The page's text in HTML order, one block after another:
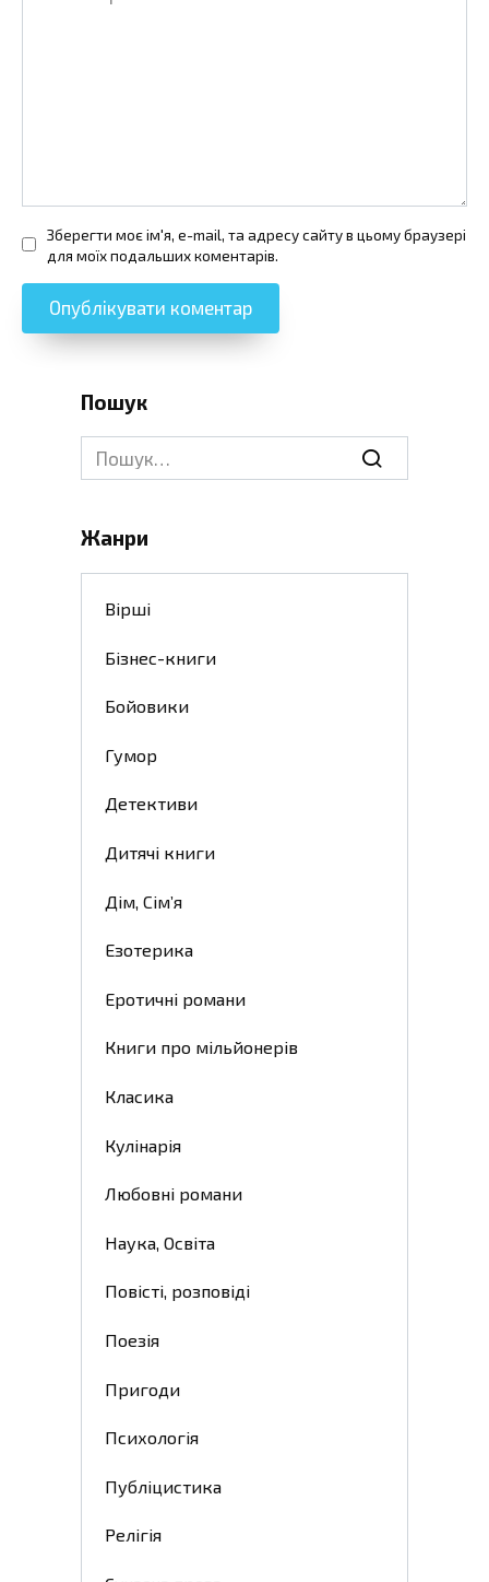
Зберегти моє ім'я, e-mail, та адресу сайту в цьому браузері
для моїх подальших коментарів.
Пошук
Search
for:
Жанри
Вірші
Бізнес-книги
Бойовики
Гумор
Детективи
Дитячі книги
Дім, Сім’я
Езотерика
Еротичні романи
Книги про мільйонерів
Класика
Кулінарія
Любовні романи
Наука, Освіта
Повісті, розповіді
Поезія
Пригоди
Психологія
Публіцистика
Релігія